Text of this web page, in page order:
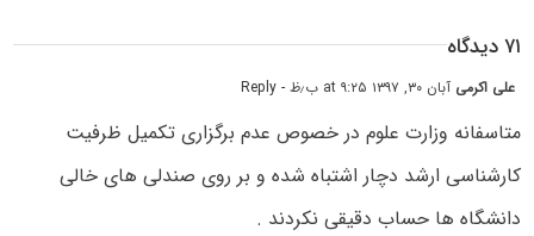
۷۱ دیدگاه
علی اکرمی آبان ۳۰, ۱۳۹۷ at ۹:۲۵ ب٫ظ - Reply
متاسفانه وزارت علوم در خصوص عدم برگزاری تکمیل ظرفیت
کارشناسی ارشد دچار اشتباه شده و بر روی صندلی های خالی
دانشگاه ها حساب دقیقی نکردند .